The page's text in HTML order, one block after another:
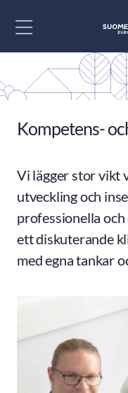
Kompetens-
Vi lägger stor vikt
utveckling och
professionella
ett diskuterande
med egna tankar